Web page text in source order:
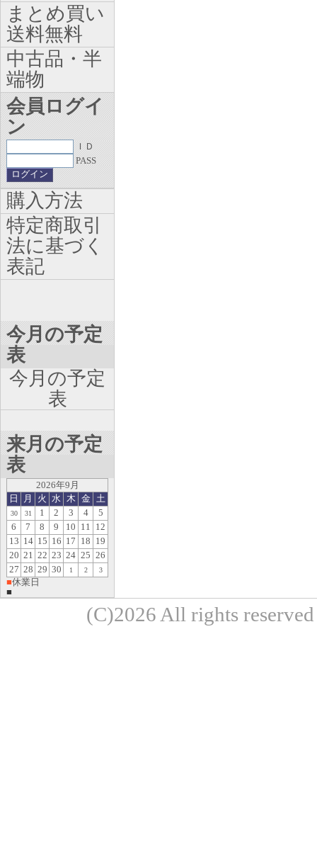
まとめ買い
送料無料
中古品・半
端物
会員ログイ
ン
ＩＤ
PASS
購入方法
特定商取引
法に基づく
表記
今月の予定
表
今月の予定
表
来月の予定
表
2026年9月
日
月 火 水 木 金 土
30 31 1 2 3 4
5
6
7 8 9 10 11
12
13 14 15 16 17 18 19
20 21 22 23 24 25 26
27 28 29 30 1 2 3
■休業日
■
(C)2026 All rights